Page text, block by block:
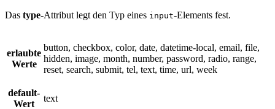
Das type-Attribut legt den Typ eines input-Elements fest.
erlaubte
Werte
button, checkbox, color, date, datetime-local, email, file,
hidden, image, month, number, password, radio, range,
reset, search, submit, tel, text, time, url, week
default-
Wert
text